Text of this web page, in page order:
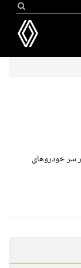
سر خودروهای